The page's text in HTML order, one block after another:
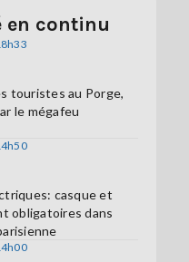
en continu
touristes au Porge,
le mégafeu
casque et
obligatoires dans